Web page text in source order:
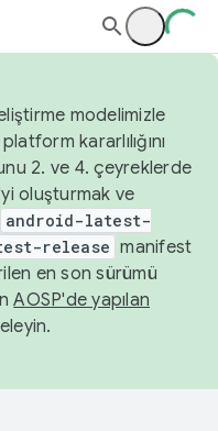
modelimizle
kararlılığını
2. ve 4. çeyreklerde
oluşturmak ve
android-latest-
release manifest
en son sürümü
AOSP'de yapılan